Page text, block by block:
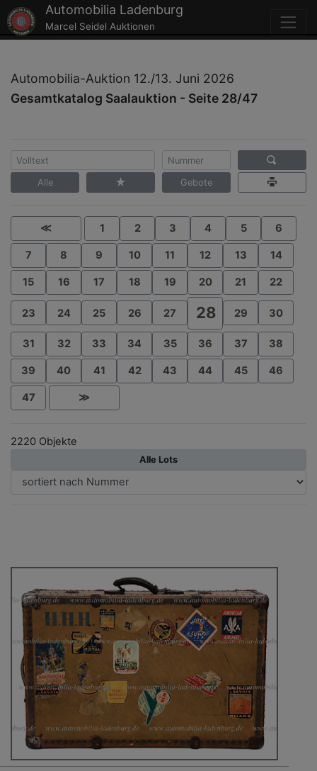
Automobilia Ladenburg
Marcel Seidel Auktionen
Automobilia-Auktion 12./13. Juni 2026
Gesamtkatalog Saalauktion - Seite 28/47
Alle Gebote
≪ 1 2 3 4 5 6
7 8 9 10 11 12 13 14
15 16 17 18 19 20 21 22
23 24 25 26 27 28 29 30
31 32 33 34 35 36 37 38
39 40 41 42 43 44 45 46
47 ≫
2220 Objekte
Alle Lots